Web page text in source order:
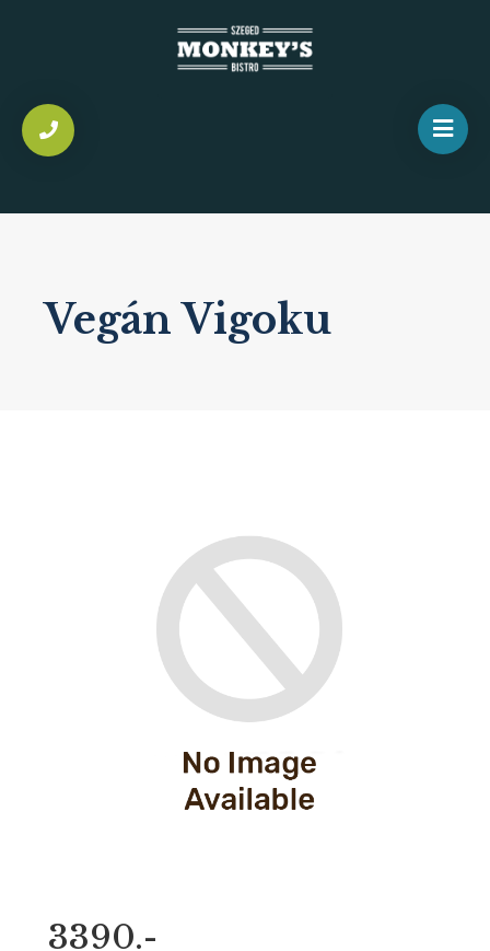
Vegán Vigoku
3390.-